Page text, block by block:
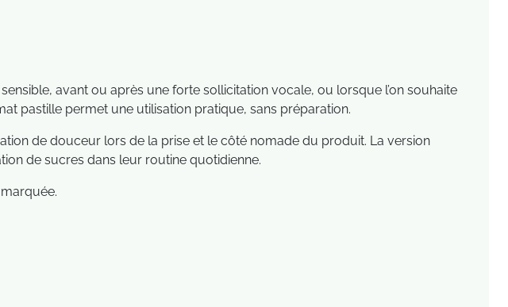
avant ou après une forte sollicitation vocale, ou lorsque l’on souhaite
pastille permet une utilisation pratique, sans préparation.
de douceur lors de la prise et le côté nomade du produit. La version
de sucres dans leur routine quotidienne.